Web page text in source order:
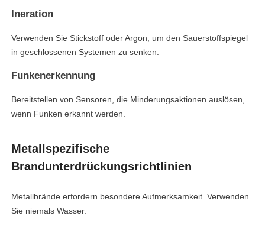
Ineration
Verwenden Sie Stickstoff oder Argon, um den Sauerstoffspiegel
in geschlossenen Systemen zu senken.
Funkenerkennung
Bereitstellen von Sensoren, die Minderungsaktionen auslösen,
wenn Funken erkannt werden.
Metallspezifische
Brandunterdrückungsrichtlinien
Metallbrände erfordern besondere Aufmerksamkeit. Verwenden
Sie niemals Wasser.